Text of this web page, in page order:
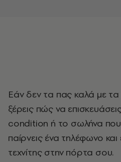
Eάν δεν τα πας καλά με
ξέρεις πώς να
condition ή το σωλήνα που
παίρνεις ένα τηλέφωνο και
τεχνίτης στην πόρτα σου.